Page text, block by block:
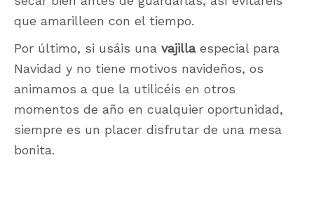
que amarilleen con el tiempo.
Por último, si usáis una vajillaespecial para
Navidad y no tiene motivos navideños, os
animamos a que la utilicéis en otros
momentos de año en cualquier oportunidad,
siempre es un placer disfrutar de una mesa
bonita.